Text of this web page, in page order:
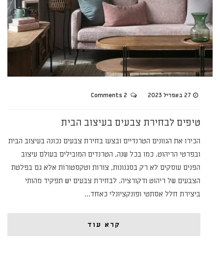
27 באפריל 2023
טיפים לבחירת צבעים בעיצוב הבית
הכירו את הגוונים הטרנדיים ובצעו בחירת צבעים נכונה בעיצוב הבית
ובפרטי הריהוט. כמו בכל שנה, הטרנדים המובילים בעולם עיצוב
הפנים עוסקים לא רק בסגנונות, צורות וטקסטורות אלא גם בפלטת
הצבעים של ריהוט ודקורציה. לבחירת צבעים יש תפקיד מהותי
ביצירת חלל אסתטי ופונקציונלי כאחד…
קרא עוד